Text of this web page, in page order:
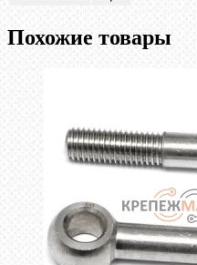
Похожие товары